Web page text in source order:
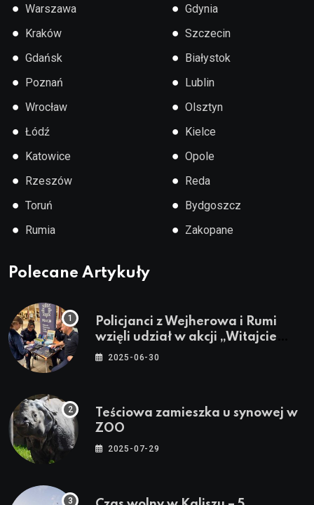
● Warszawa
● Kraków
● Gdańsk
● Poznań
● Wrocław
● Łódź
● Katowice
● Rzeszów
● Toruń
● Rumia
● Gdynia
● Szczecin
● Białystok
● Lublin
● Olsztyn
● Kielce
● Opole
● Reda
● Bydgoszcz
● Zakopane
Polecane Artykuły
Policjanci z Wejherowa i Rumi
wzięli udział w akcji „Witajcie
Wakacje”
2025-06-30
Teściowa zamieszka u synowej w
ZOO
2025-07-29